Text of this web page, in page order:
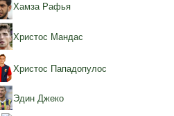
Хамза Рафья
Христос Мандас
Христос Пападопулос
Эдин Джеко